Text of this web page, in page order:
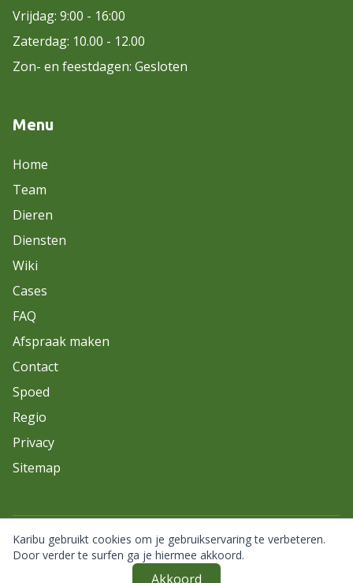
Vrijdag: 9:00 - 16:00
Zaterdag: 10.00 - 12.00
Zon- en feestdagen: Gesloten
Menu
Home
Team
Dieren
Diensten
Wiki
Cases
FAQ
Afspraak maken
Contact
Spoed
Regio
Privacy
Sitemap
© 2026 Karibu. Alle rechten voorbehouden.
Karibu gebruikt cookies om je gebruikservaring te verbeteren.
Door verder te surfen ga je hiermee akkoord.
Akkoord